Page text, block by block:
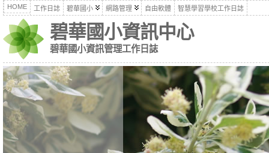
HOME 工作日誌 碧華國小 網路管理 自由軟體 智慧學習學校工作日誌
碧華國小資訊中心
碧華國小資訊管理工作日誌